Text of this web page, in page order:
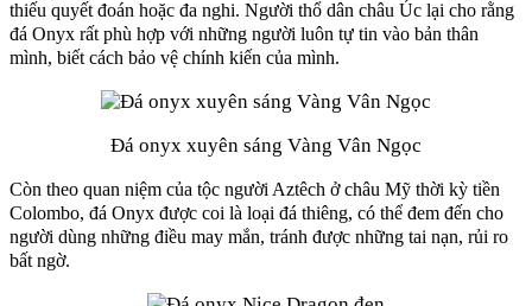
thiếu quyết đoán hoặc đa nghi. Người thổ dân châu Úc lại cho rằng
đá Onyx rất phù hợp với những người luôn tự tin vào bản thân
mình, biết cách bảo vệ chính kiến của mình.
Đá onyx xuyên sáng Vàng Vân Ngọc
Còn theo quan niệm của tộc người Aztêch ở châu Mỹ thời kỳ tiền
Colombo, đá Onyx được coi là loại đá thiêng, có thể đem đến cho
người dùng những điều may mắn, tránh được những tai nạn, rủi ro
bất ngờ.